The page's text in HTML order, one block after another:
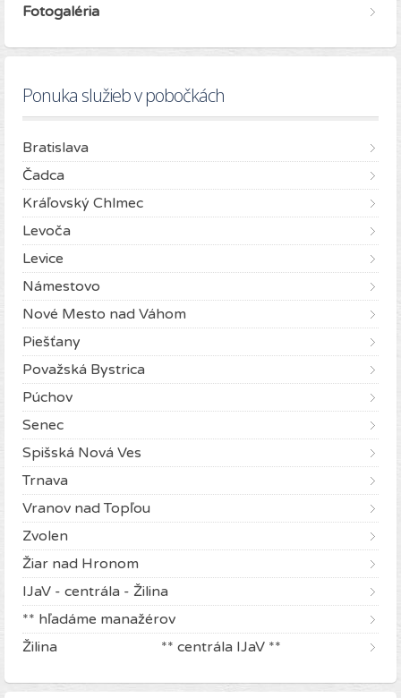
Fotogaléria
Ponuka služieb v pobočkách
Bratislava
Čadca
Kráľovský Chlmec
Levoča
Levice
Námestovo
Nové Mesto nad Váhom
Piešťany
Považská Bystrica
Púchov
Senec
Spišská Nová Ves
Trnava
Vranov nad Topľou
Zvolen
Žiar nad Hronom
IJaV - centrála - Žilina
** hľadáme manažérov
Žilina ** centrála IJaV **